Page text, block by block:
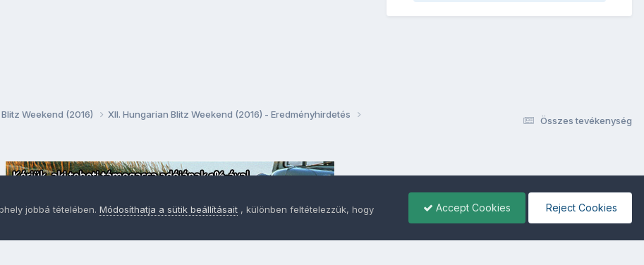
Összes tevékenység
Weekend (2016)
XII. Hungarian Blitz Weekend (2016) - Eredményhirdetés
jobbá tételében. Módosíthatja a sütik beállításait , különben feltételezzük, hogy
Accept Cookies Reject Cookies